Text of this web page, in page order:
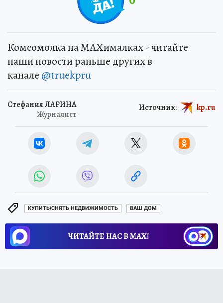
Комсомолка на MAXималках - читайте
наши новости раньше других в
канале @truekpru
Стефания ЛАРИНА
Журналист
Источник: kp.ru
КУПИТЬ/СНЯТЬ НЕДВИЖИМОСТЬ ВАШ ДОМ
ЧИТАЙТЕ НАС В МАХ!